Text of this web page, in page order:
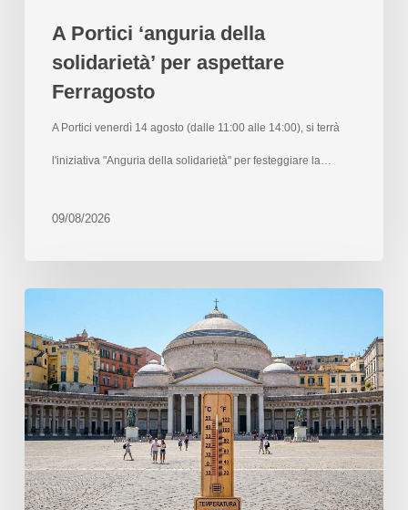
A Portici ‘anguria della
solidarietà’ per aspettare
Ferragosto
A Portici venerdì 14 agosto (dalle 11:00 alle 14:00), si terrà
l'iniziativa "Anguria della solidarietà" per festeggiare la…
09/08/2026